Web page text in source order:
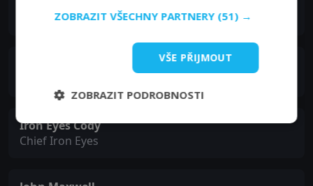
Iron Eyes Cody
Chief Iron Eyes
ZOBRAZIT VŠECHNY PARTNERY (51) →
VŠE PŘIJMOUT
ZOBRAZIT PODROBNOSTI